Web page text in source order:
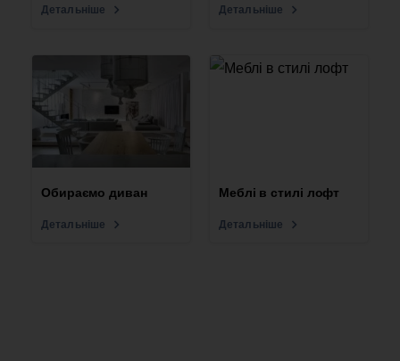
Детальніше Детальніше
Обираємо диван
Детальніше
Меблі в стилі лофт
Детальніше